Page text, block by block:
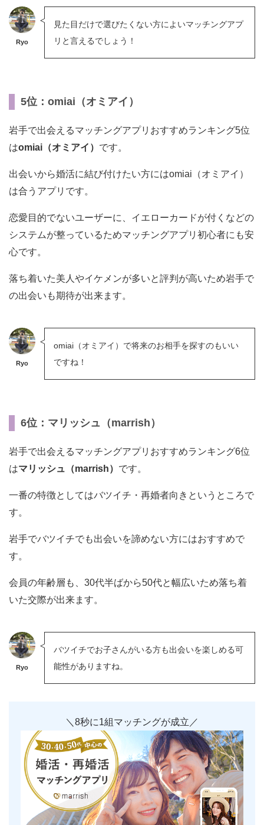
Ryo
見た目だけで選びたくない方によいマッチングアプ
リと言えるでしょう！
5位：omiai（オミアイ）
岩手で出会えるマッチングアプリおすすめランキング5位
はomiai（オミアイ） です。
出会いから婚活に結び付けたい方にはomiai（オミアイ）
は合うアプリです。
恋愛目的でないユーザーに、イエローカードが付くなどの
システムが整っているためマッチングアプリ初心者にも安
心です。
落ち着いた美人やイケメンが多いと評判が高いため岩手で
の出会いも期待が出来ます。
Ryo
omiai（オミアイ）で将来のお相手を探すのもいい
ですね！
6位：マリッシュ（marrish）
岩手で出会えるマッチングアプリおすすめランキング6位
はマリッシュ（marrish） です。
一番の特徴としてはバツイチ・再婚者向きというところで
す。
岩手でバツイチでも出会いを諦めない方にはおすすめで
す。
会員の年齢層も、30代半ばから50代と幅広いため落ち着
いた交際が出来ます。
Ryo
バツイチでお子さんがいる方も出会いを楽しめる可
能性がありますね。
＼8秒に1組マッチングが成立／